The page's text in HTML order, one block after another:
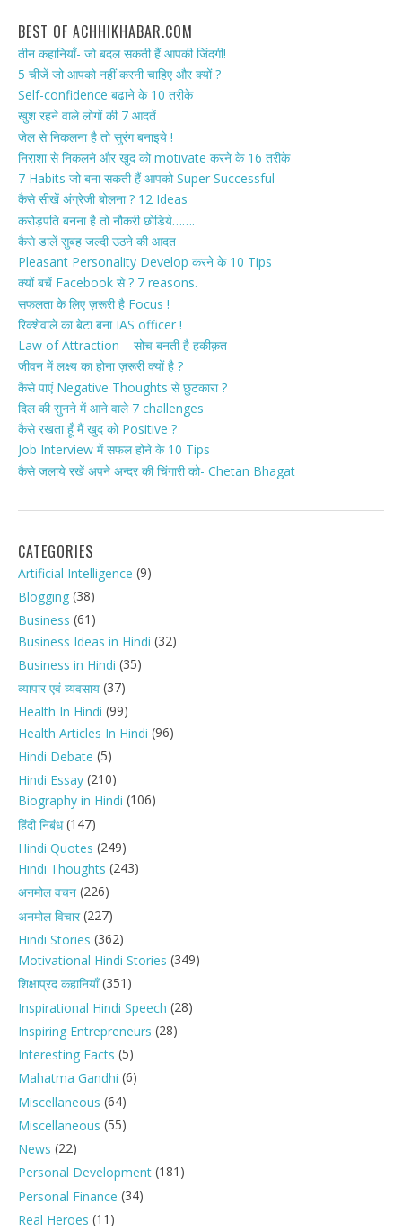
BEST OF ACHHIKHABAR.COM
तीन कहानियाँ- जो बदल सकती हैं आपकी जिंदगी!
5 चीजें जो आपको नहीं करनी चाहिए और क्यों ?
Self-confidence बढाने के 10 तरीके
खुश रहने वाले लोगों की 7 आदतें
जेल से निकलना है तो सुरंग बनाइये !
निराशा से निकलने और खुद को motivate करने के 16 तरीके
7 Habits जो बना सकती हैं आपको Super Successful
कैसे सीखें अंग्रेजी बोलना ? 12 Ideas
करोड़पति बनना है तो नौकरी छोडिये…….
कैसे डालें सुबह जल्दी उठने की आदत
Pleasant Personality Develop करने के 10 Tips
क्यों बचें Facebook से ? 7 reasons.
सफलता के लिए ज़रूरी है Focus !
रिक्शेवाले का बेटा बना IAS officer !
Law of Attraction – सोच बनती है हकीक़त
जीवन में लक्ष्य का होना ज़रूरी क्यों है ?
कैसे पाएं Negative Thoughts से छुटकारा ?
दिल की सुनने में आने वाले 7 challenges
कैसे रखता हूँ मैं खुद को Positive ?
Job Interview में सफल होने के 10 Tips
कैसे जलाये रखें अपने अन्दर की चिंगारी को- Chetan Bhagat
CATEGORIES
Artificial Intelligence (9)
Blogging (38)
Business (61)
Business Ideas in Hindi (32)
Business in Hindi (35)
व्यापार एवं व्यवसाय (37)
Health In Hindi (99)
Health Articles In Hindi (96)
Hindi Debate (5)
Hindi Essay (210)
Biography in Hindi (106)
हिंदी निबंध(147)
Hindi Quotes (249)
Hindi Thoughts (243)
अनमोल वचन (226)
अनमोल विचार(227)
Hindi Stories (362)
Motivational Hindi Stories (349)
शिक्षाप्रद कहानियाँ(351)
Inspirational Hindi Speech (28)
Inspiring Entrepreneurs (28)
Interesting Facts (5)
Mahatma Gandhi (6)
Miscellaneous (64)
Miscellaneous (55)
News (22)
Personal Development (181)
Personal Finance (34)
Real Heroes (11)